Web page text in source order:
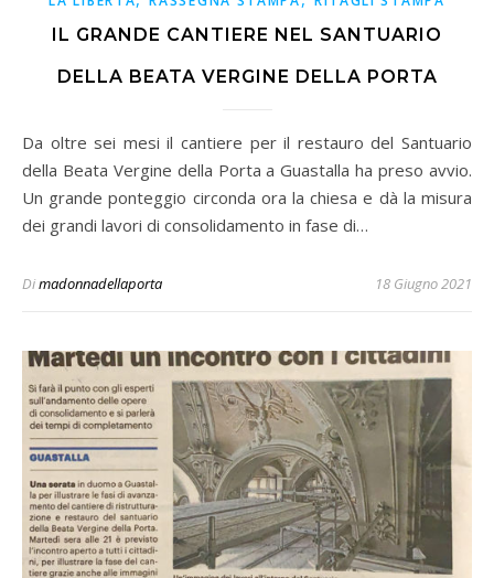
IL GRANDE CANTIERE NEL SANTUARIO
DELLA BEATA VERGINE DELLA PORTA
Da oltre sei mesi il cantiere per il restauro del Santuario
della Beata Vergine della Porta a Guastalla ha preso avvio.
Un grande ponteggio circonda ora la chiesa e dà la misura
dei grandi lavori di consolidamento in fase di…
Dimadonnadellaporta 18 Giugno 2021